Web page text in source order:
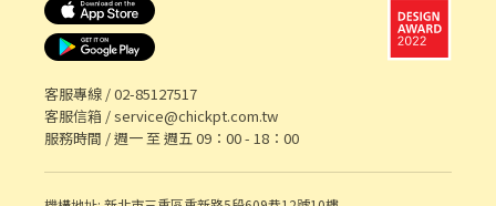
客服專線 /02-85127517
客服信箱 /service@chickpt.com.tw
服務時間 / 週一 至 週五 09：00 - 18：00